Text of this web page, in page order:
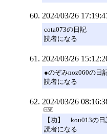
2024/03/26
cota073の日記
読者になる
2024/03/26
●のぞみnoz060の日
読者になる
2024/03/26
【功】 kou013の日
読者になる